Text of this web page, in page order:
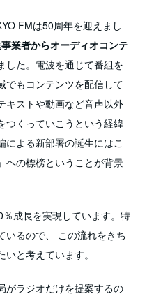
FMは50周年を迎えまし
事業者からオーディオコンテ
した。電波を通じて番組を
でもコンテンツを配信して
キストや動画など音声以外
つくっていこうという経緯
による新部署の誕生にはこ
ヘの標榜ということが背景
成長を実現しています。特
いるので、 この流れをきち
と考えています。
がラジオだけを提案するの